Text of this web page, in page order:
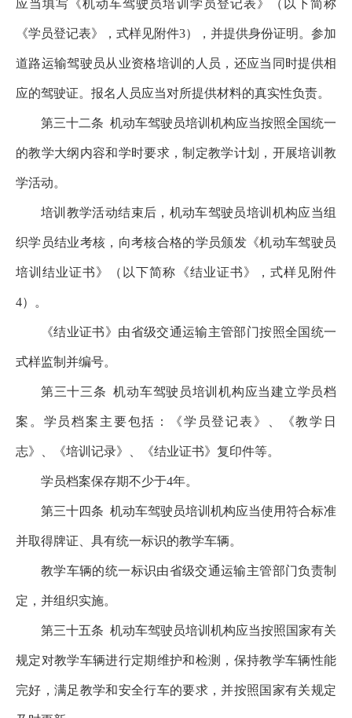
应当填写《机动车驾驶员培训学员登记表》（以下简称
《学员登记表》，式样见附件3），并提供身份证明。参加
道路运输驾驶员从业资格培训的人员，还应当同时提供相
应的驾驶证。报名人员应当对所提供材料的真实性负责。
第三十二条 机动车驾驶员培训机构应当按照全国统一
的教学大纲内容和学时要求，制定教学计划，开展培训教
学活动。
培训教学活动结束后，机动车驾驶员培训机构应当组
织学员结业考核，向考核合格的学员颁发《机动车驾驶员
培训结业证书》（以下简称《结业证书》，式样见附件
4）。
《结业证书》由省级交通运输主管部门按照全国统一
式样监制并编号。
第三十三条 机动车驾驶员培训机构应当建立学员档
案。学员档案主要包括：《学员登记表》、《教学日
志》、《培训记录》、《结业证书》复印件等。
学员档案保存期不少于4年。
第三十四条 机动车驾驶员培训机构应当使用符合标准
并取得牌证、具有统一标识的教学车辆。
教学车辆的统一标识由省级交通运输主管部门负责制
定，并组织实施。
第三十五条 机动车驾驶员培训机构应当按照国家有关
规定对教学车辆进行定期维护和检测，保持教学车辆性能
完好，满足教学和安全行车的要求，并按照国家有关规定